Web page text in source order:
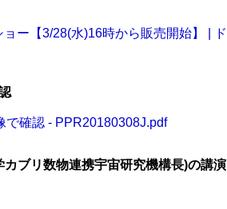
ー【3/28(水)16時から販売開始】 | ド
で確認 - PPR20180308J.pdf
ブリ数物連携宇宙研究機構長)の講演